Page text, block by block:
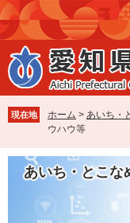
ペ
ー
ジ
の
先
で
す
メ
ニ
ュ
ー
を
ば
し
本
現在地 ホーム > あいち・
ウハウ等
あいち・とこな